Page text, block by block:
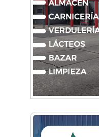
Emiliano
Norita", el
Museo Nora
No
cuatro días
¡Sí,
prometieron
Empresas,
reunieron